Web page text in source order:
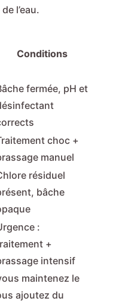
l’eau.
Conditions
fermée, pH et
choc +
manuel
résiduel
bâche
:
+
intensif
maintenez le
ajoutez du